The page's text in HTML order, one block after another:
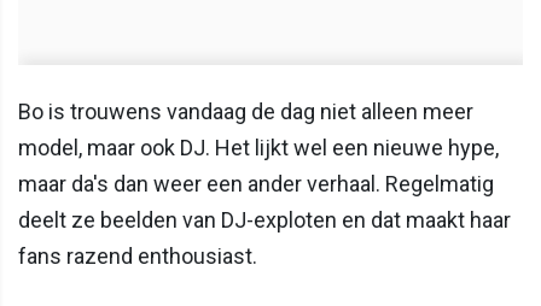
Bo is trouwens vandaag de dag niet alleen meer
model, maar ook DJ. Het lijkt wel een nieuwe hype,
maar da's dan weer een ander verhaal. Regelmatig
deelt ze beelden van DJ-exploten en dat maakt haar
fans razend enthousiast.